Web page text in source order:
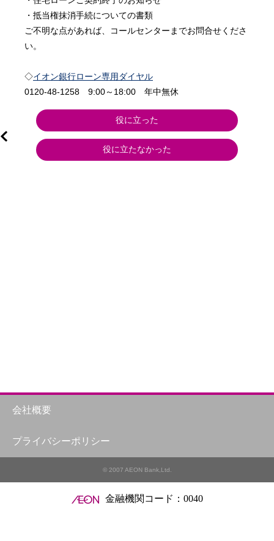
・抵当権抹消手続についての書類
ご不明な点があれば、コールセンターまでお問合せくださ
い。
◇イオン銀行ローン専用ダイヤル
0120-48-1258　9:00～18:00　年中無休
役に立った
役に立たなかった
会社概要
プライバシーポリシー
© 2007 AEON Bank,Ltd.
金融機関コード：0040